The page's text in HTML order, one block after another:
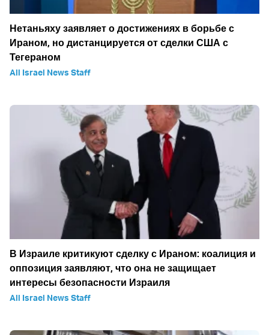
Нетаньяху заявляет о достижениях в борьбе с
Ираном, но дистанцируется от сделки США с
Тегераном
All Israel News Staff
В Израиле критикуют сделку с Ираном: коалиция и
оппозиция заявляют, что она не защищает
интересы безопасности Израиля
All Israel News Staff